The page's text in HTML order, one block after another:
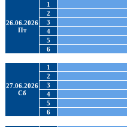
26.06.2026
Пт
1
2
3
4
5
6
27.06.2026
Сб
1
2
3
4
5
6